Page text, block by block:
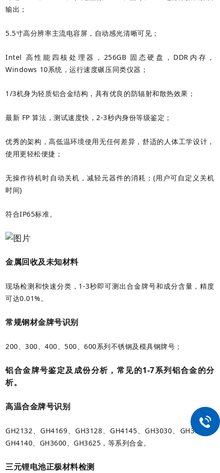
输出；
5.5寸高分辨率主流电容屏，自动感光清晰可见；
Intel 高性能四核处理器，256GB 固态硬盘，DDR内存，
Windows 10系统，运行速度碾压同类仪器；
1/3机身为轻质铝合金结构，具有优良的防辐射和散热效果；
最新 FP 算法，测试速度快，2-3秒内身份等级鉴定；
优秀的架构，高低温环境使用无任何差异，舒适的人体工学设计，
使用更轻松便捷；
无操作待机时自动关机，减轻元器件的消耗；(用户可自定义关机
时间)
符合IP65标准。
金属回收及未知材料
现场检测和快速分类，1-3秒即可测出合金牌号和成分含量，精度
可达0.01%。
常规钢材金牌号识别
200、300、400、500、600系列不锈钢及模具钢牌号；
铝合金牌号鉴定及成份分析，常见的1-7系列铝合金的分
析。
高温合金牌号识别
GH2132、GH4169、GH3128、GH4145、GH3030、GH3039、
GH4140、GH3600、GH3625，等系列合金。
三元锂电池正极材料检测